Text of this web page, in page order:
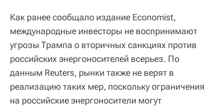
Как ранее сообщало издание Economist,
международные инвесторы не воспринимают
угрозы Трампа о вторичных санкциях против
российских энергоносителей всерьез. По
данным Reuters, рынки также не верят в
реализацию таких мер, поскольку ограничения
на российские энергоносители могут